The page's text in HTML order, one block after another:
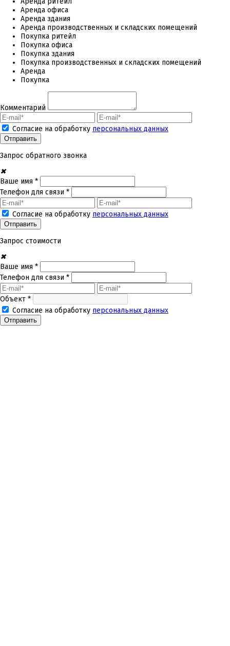
Аренда офиса
Аренда здания
Аренда производственных и складских помещений
Покупка ритейл
Покупка офиса
Покупка здания
Покупка производственных и складских помещений
Аренда
Покупка
Комментарий
Согласие на обработку персональных данных
Запрос обратного звонка
✖
Ваше имя *
Телефон для связи *
Согласие на обработку персональных данных
Запрос стоимости
✖
Ваше имя *
Телефон для связи *
Объект *
Согласие на обработку персональных данных